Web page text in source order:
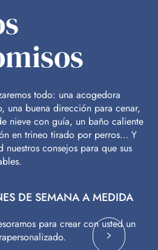
todo: una acogedora
una buena dirección para cenar,
nieve con guía, un baño caliente
en trineo tirado por perros… Y
nuestros consejos para que sus
DE SEMANA A MEDIDA
para crear con usted un